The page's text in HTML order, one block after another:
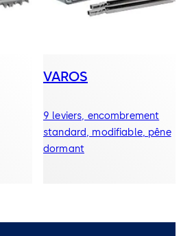
VAROS
9 leviers, encombrement
standard, modifiable, pêne
dormant